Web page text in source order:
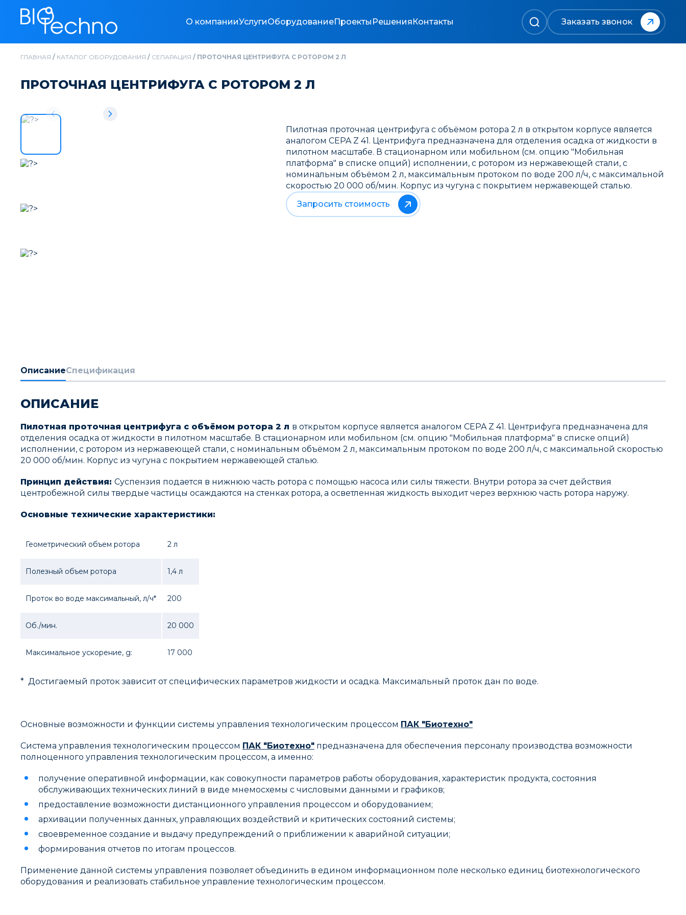
О компанииУслугиОборудованиеПроекты РешенияКонтакты Заказать звонок
ГЛАВНАЯ / КАТАЛОГ ОБОРУДОВАНИЯ / CЕПАРАЦИЯ / ПРОТОЧНАЯ ЦЕНТРИФУГА С РОТОРОМ 2 Л
ПРОТОЧНАЯ ЦЕНТРИФУГА С РОТОРОМ 2 Л
Пилотная проточная центрифуга с объёмом ротора 2 л в открытом корпусе является
аналогом CEPA Z 41. Центрифуга предназначена для отделения осадка от жидкости в
пилотном масштабе. В стационарном или мобильном (см. опцию "Мобильная
платформа" в списке опций) исполнении, с ротором из нержавеющей стали, с
номинальным объёмом 2 л, максимальным протоком по воде 200 л/ч, с максимальной
скоростью 20 000 об/мин. Корпус из чугуна с покрытием нержавеющей сталью.
Запросить стоимость
ОписаниеСпецификация
ОПИСАНИЕ
Пилотная проточная центрифуга с объёмом ротора 2 л в открытом корпусе является аналогом CEPA Z 41. Центрифуга предназначена для
отделения осадка от жидкости в пилотном масштабе. В стационарном или мобильном (см. опцию "Мобильная платформа" в списке опций)
исполнении, с ротором из нержавеющей стали, с номинальным объёмом 2 л, максимальным протоком по воде 200 л/ч, с максимальной скоростью
20 000 об/мин. Корпус из чугуна с покрытием нержавеющей сталью.
Принцип действия: Суспензия подается в нижнюю часть ротора с помощью насоса или силы тяжести. Внутри ротора за счет действия
центробежной силы твердые частицы осаждаются на стенках ротора, а осветленная жидкость выходит через верхнюю часть ротора наружу.
Основные технические характеристики:
Геометрический объем ротора 2 л
Полезный объем ротора 1,4 л
Проток во воде максимальный, л/ч* 200
Об./мин. 20 000
Максимальное ускорение, g: 17 000
* Достигаемый проток зависит от специфических параметров жидкости и осадка. Максимальный проток дан по воде.
Основные возможности и функции системы управления технологическим процессом ПАК "Биотехно"
Система управления технологическим процессом ПАК "Биотехно" предназначена для обеспечения персоналу производства возможности
полноценного управления технологическим процессом, а именно:
получение оперативной информации, как совокупности параметров работы оборудования, характеристик продукта, состояния
обслуживающих технических линий в виде мнемосхемы с числовыми данными и графиков;
предоставление возможности дистанционного управления процессом и оборудованием;
архивации полученных данных, управляющих воздействий и критических состояний системы;
своевременное создание и выдачу предупреждений о приближении к аварийной ситуации;
формирования отчетов по итогам процессов.
Применение данной системы управления позволяет объединить в едином информационном поле несколько единиц биотехнологического
оборудования и реализовать стабильное управление технологическим процессом.